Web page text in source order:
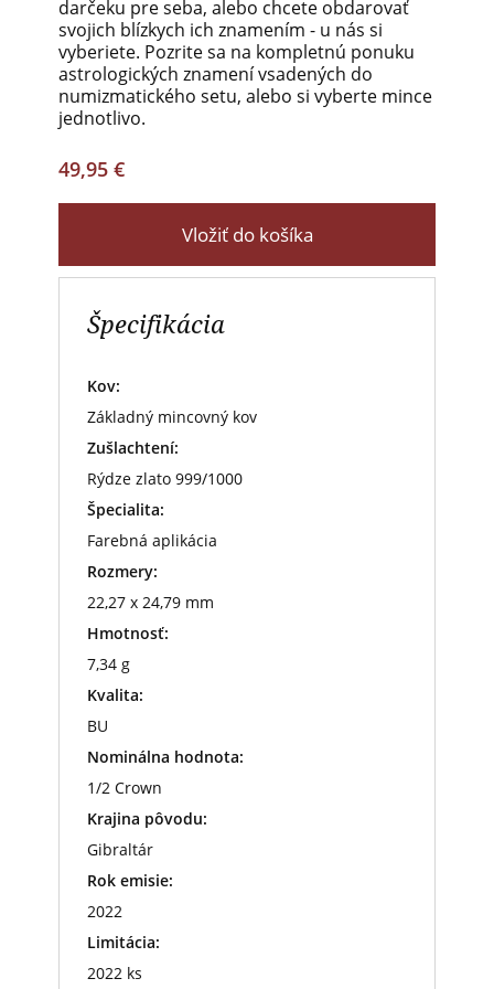
darčeku pre seba, alebo chcete obdarovať
svojich blízkych ich znamením - u nás si
vyberiete. Pozrite sa na kompletnú ponuku
astrologických znamení vsadených do
numizmatického setu, alebo si vyberte mince
jednotlivo.
49,95 €
Vložiť do košíka
Špecifikácia
Kov:
Základný mincovný kov
Zušlachtení:
Rýdze zlato 999/1000
Špecialita:
Farebná aplikácia
Rozmery:
22,27 x 24,79 mm
Hmotnosť:
7,34 g
Kvalita:
BU
Nominálna hodnota:
1/2 Crown
Krajina pôvodu:
Gibraltár
Rok emisie:
2022
Limitácia:
2022 ks